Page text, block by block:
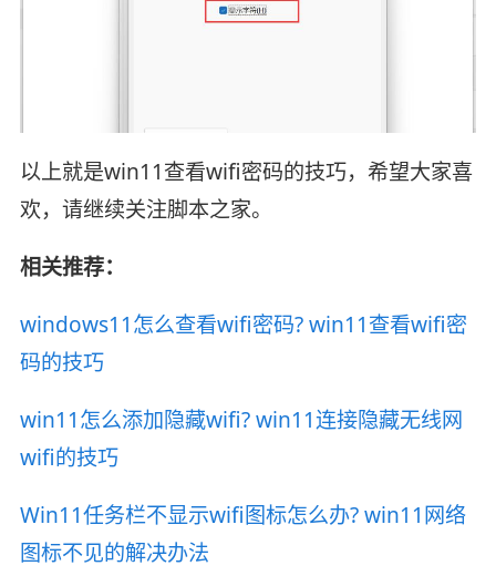
以上就是win11查看wifi密码的技巧，希望大家喜
欢，请继续关注脚本之家。
相关推荐：
windows11怎么查看wifi密码? win11查看wifi密
码的技巧
win11怎么添加隐藏wifi? win11连接隐藏无线网
wifi的技巧
Win11任务栏不显示wifi图标怎么办? win11网络
图标不见的解决办法